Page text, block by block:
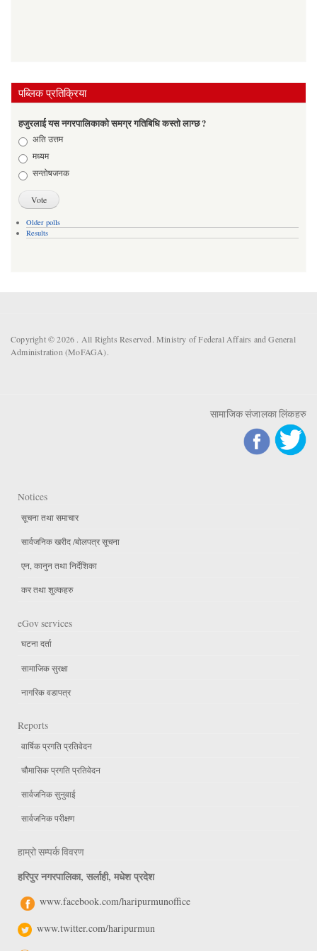
पब्लिक प्रतिक्रिया
हजुरलाई यस नगरपालिकाको समग्र गतिबिधि कस्तो लाग्छ ?
Choicesअति उत्तम
मध्यम
सन्तोषजनक
Older polls
Results
Copyright © 2026 . All Rights Reserved. Ministry of Federal Affairs and General
Administration (MoFAGA).
सामाजिक संजालका लिंकहरु
Notices
सूचना तथा समाचार
सार्वजनिक खरीद /बोलपत्र सूचना
एन, कानुन तथा निर्देशिका
कर तथा शुल्कहरु
eGov services
घटना दर्ता
सामाजिक सुरक्षा
नागरिक वडापत्र
Reports
वार्षिक प्रगति प्रतिवेदन
चौमासिक प्रगति प्रतिवेदन
सार्वजनिक सुनुवाई
सार्वजनिक परीक्षण
हाम्रो सम्पर्क विवरण
हरिपुर नगरपालिका, सर्लाही, मधेश प्रदेश
www.facebook.com/haripurmunoffice
www.twitter.com/haripurmun